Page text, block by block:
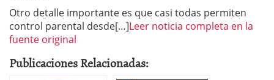
Otro detalle importante es que casi todas permiten
control parental desde[…]Leer noticia completa en la
fuente original
Publicaciones Relacionadas: